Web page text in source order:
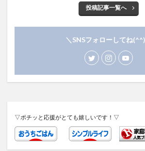
投稿記事一覧へ
＼SNSフォローしてね
▽ポチッと応援がとても嬉しいです！▽